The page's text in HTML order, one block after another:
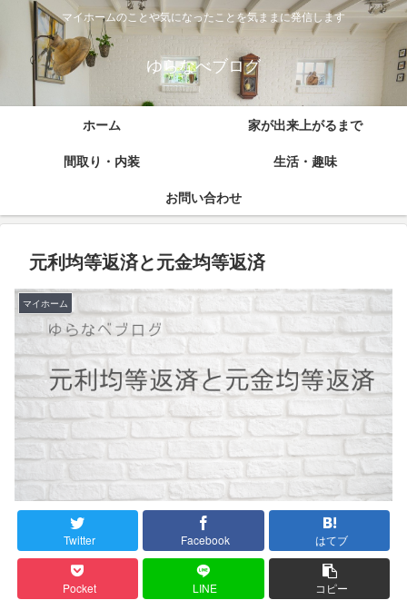
マイホームのことや気になったことを気ままに発信します
ゆらなべブログ
ホーム
家が出来上がるまで
間取り・内装
生活・趣味
お問い合わせ
元利均等返済と元金均等返済
マイホーム
Twitter Facebook はてブ
Pocket LINE コピー